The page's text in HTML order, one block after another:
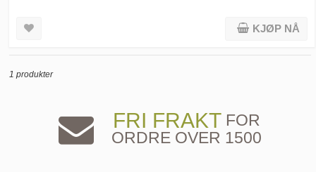
KJØP NÅ
1 produkter
FRI FRAKTFOR
ORDRE OVER 1500